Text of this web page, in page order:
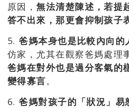
原因，無法清楚陳述，若提
答不出來，那更會抑制孩子
5.爸媽本身也是比較內向的
仿家，尤其在觀察爸媽處理
爸媽在對外也是過分客氣的
變得寡言。
6. 爸媽對孩子的「狀況」易